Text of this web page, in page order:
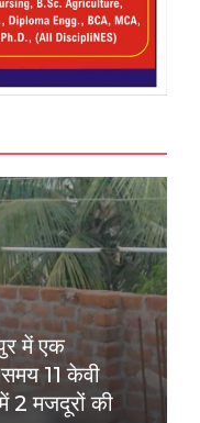
में एक
समय 11 केवी
2 मजदूरों की